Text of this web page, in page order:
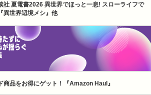
社 夏電書2026 異世界でほっと一息! スローライフで
異世界辺境メシ』他
品をお得にゲット！『Amazon Haul』